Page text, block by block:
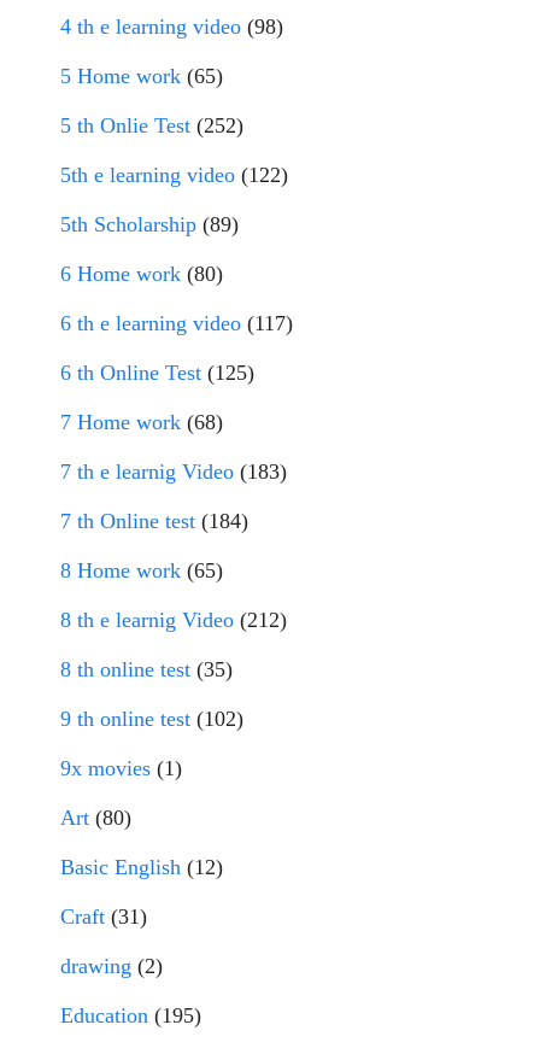
4 th e learning video (98)
5 Home work (65)
5 th Onlie Test (252)
5th e learning video (122)
5th Scholarship (89)
6 Home work (80)
6 th e learning video (117)
6 th Online Test (125)
7 Home work (68)
7 th e learnig Video (183)
7 th Online test (184)
8 Home work (65)
8 th e learnig Video (212)
8 th online test (35)
9 th online test (102)
9x movies (1)
Art (80)
Basic English (12)
Craft (31)
drawing (2)
Education (195)